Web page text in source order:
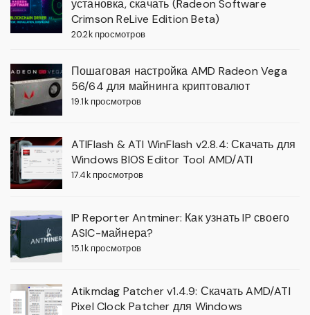
установка, скачать (Radeon Software
Crimson ReLive Edition Beta)
20.2k просмотров
Пошаговая настройка AMD Radeon Vega
56/64 для майнинга криптовалют
19.1k просмотров
ATIFlash & ATI WinFlash v2.8.4: Скачать для
Windows BIOS Editor Tool AMD/ATI
17.4k просмотров
IP Reporter Antminer: Как узнать IP своего
ASIC-майнера?
15.1k просмотров
Atikmdag Patcher v1.4.9: Скачать AMD/ATI
Pixel Clock Patcher для Windows